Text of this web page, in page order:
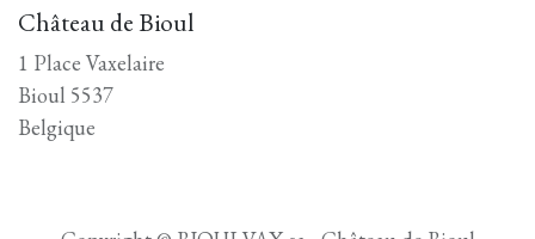
Château de Bioul
1 Place Vaxelaire
Bioul 5537
Belgique